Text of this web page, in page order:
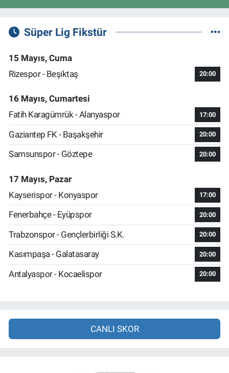
Süper Lig Fikstür
15 Mayıs, Cuma
Rizespor - Beşiktaş
20:00
16 Mayıs, Cumartesi
Fatih Karagümrük - Alanyaspor
17:00
Gaziantep FK - Başakşehir 20:00
Samsunspor - Göztepe 20:00
17 Mayıs, Pazar
Kayserispor - Konyaspor
17:00
Fenerbahçe - Eyüpspor 20:00
Trabzonspor - Gençlerbirliği S.K. 20:00
Kasımpaşa - Galatasaray 20:00
Antalyaspor - Kocaelispor 20:00
CANLI SKOR